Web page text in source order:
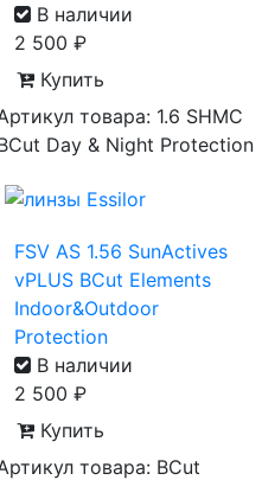
В наличии
2 500 ₽
Купить
товара: 1.6 SHMC
Day & Night Protection
FSV AS 1.56 SunActives
vPLUS BCut Elements
Indoor&Outdoor
Protection
В наличии
2 500 ₽
Купить
товара: BCut